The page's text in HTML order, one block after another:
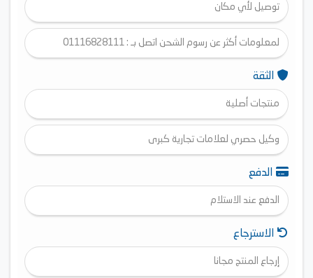
توصيل لأي مكان
لمعلومات أكثر عن رسوم الشحن اتصل بـ : 01116828111
الثقة
منتجات أصلية
وكيل حصري لعلامات تجارية كبرى
الدفع
الدفع عند الاستلام
الاسترجاع
إرجاع المنتج مجانا